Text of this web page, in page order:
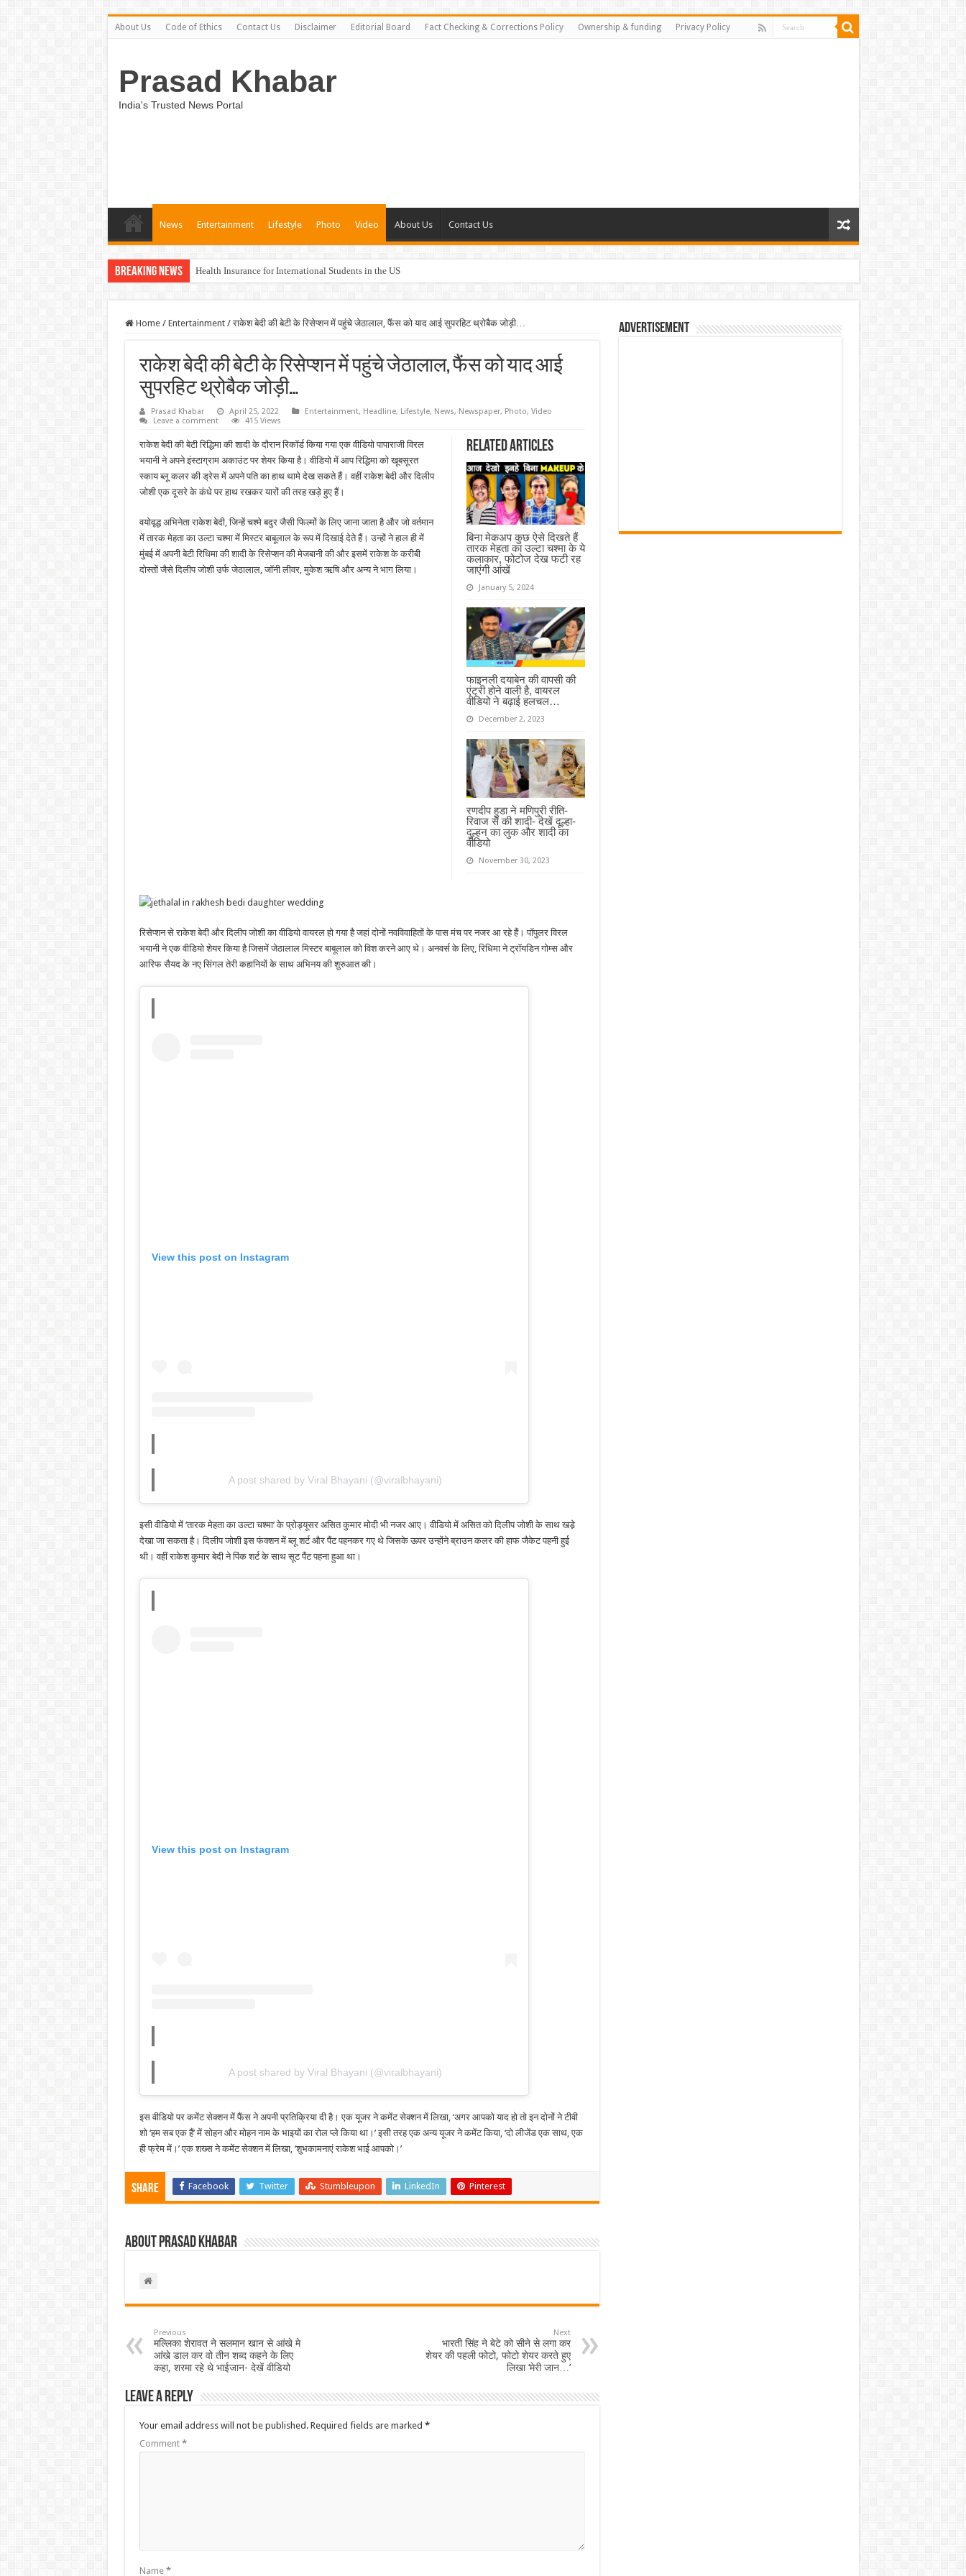
About Us Code of Ethics Contact Us Disclaimer Editorial Board Fact Checking & Corrections Policy Ownership & funding Privacy Policy
Prasad Khabar
India's Trusted News Portal
News Entertainment Lifestyle Photo Video About Us Contact Us
Breaking News Health Insurance for International Students in the US
Unveiling the Best Medical Insurance Plans in the US
Home / Entertainment / राकेश बेदी की बेटी के रिसेप्शन में पहुंचे जेठालाल, फैंस को याद आई सुपरहिट थ्रोबैक जोड़ी…
राकेश बेदी की बेटी के रिसेप्शन में पहुंचे जेठालाल, फैंस को याद आई
सुपरहिट थ्रोबैक जोड़ी…
Prasad Khabar April 25, 2022 Entertainment, Headline, Lifestyle, News, Newspaper, Photo, Video
Leave a comment
415 Views
Related Articles
बिना मेकअप कुछ ऐसे दिखते हैं
तारक मेहता का उल्टा चश्मा के ये
कलाकार, फोटोज देख फटी रह
जाएंगी आंखें
January 5, 2024
फाइनली दयाबेन की वापसी की
एंट्री होने वाली है, वायरल
वीडियो ने बढ़ाई हलचल…
December 2, 2023
रणदीप हुडा ने मणिपुरी रीति-
रिवाज से की शादी- देखें दूल्हा-
दुल्हन का लुक और शादी का
वीडियो
November 30, 2023
राकेश बेदी की बेटी रिद्धिमा की शादी के दौरान रिकॉर्ड किया गया एक वीडियो पापाराजी विरल
भयानी ने अपने इंस्टाग्राम अकाउंट पर शेयर किया है। वीडियो में आप रिद्धिमा को खूबसूरत
स्काय ब्लू कलर की ड्रेस में अपने पति का हाथ थामे देख सकते हैं। वहीं राकेश बेदी और दिलीप
जोशी एक दूसरे के कंधे पर हाथ रखकर यारों की तरह खड़े हुए हैं।
वयोवृद्ध अभिनेता राकेश बेदी, जिन्हें चश्मे बदुर जैसी फिल्मों के लिए जाना जाता है और जो वर्तमान
में तारक मेहता का उल्टा चश्मा में मिस्टर बाबूलाल के रूप में दिखाई देते हैं। उन्हों ने हाल ही में
मुंबई में अपनी बेटी रिधिमा की शादी के रिसेप्शन की मेजबानी की और इसमें राकेश के करीबी
दोस्तों जैसे दिलीप जोशी उर्फ जेठालाल, जॉनी लीवर, मुकेश ऋषि और अन्य ने भाग लिया।
रिसेप्शन से राकेश बेदी और दिलीप जोशी का वीडियो वायरल हो गया है जहां दोनों नवविवाहितों के पास मंच पर नजर आ रहे हैं। पॉपुलर विरल
भयानी ने एक वीडियो शेयर किया है जिसमें जेठालाल मिस्टर बाबूलाल को विश करने आए थे। अनवर्स के लिए, रिधिमा ने ट्रॉयडिन गोम्स और
आरिफ सैयद के नए सिंगल तेरी कहानियों के साथ अभिनय की शुरुआत की।
View this post on Instagram
A post shared by Viral Bhayani (@viralbhayani)
इसी वीडियो में ‘तारक मेहता का उल्टा चश्मा’ के प्रोड्यूसर असित कुमार मोदी भी नजर आए। वीडियो में असित को दिलीप जोशी के साथ खडे़
देखा जा सकता है। दिलीप जोशी इस फंक्शन में ब्लू शर्ट और पैंट पहनकर गए थे जिसके ऊपर उन्होंने ब्राउन कलर की हाफ जैकेट पहनी हुई
थी। वहीं राकेश कुमार बेदी ने पिंक शर्ट के साथ सूट पैंट पहना हुआ था।
View this post on Instagram
A post shared by Viral Bhayani (@viralbhayani)
इस वीडियो पर कमेंट सेक्शन में फैंस ने अपनी प्रतिक्रिया दी है। एक यूजर ने कमेंट सेक्शन में लिखा, ‘अगर आपको याद हो तो इन दोनों ने टीवी
शो ‘हम सब एक हैं’ में सोहन और मोहन नाम के भाइयों का रोल प्ले किया था।’ इसी तरह एक अन्य यूजर ने कमेंट किया, ‘दो लीजेंड एक साथ, एक
ही फ्रेम में।’ एक शख्स ने कमेंट सेक्शन में लिखा, ‘शुभकामनाएं राकेश भाई आपको।’
Share Facebook Twitter Stumbleupon LinkedIn Pinterest
About Prasad Khabar
Previous
मल्लिका शेरावत ने सलमान खान से आंखे मे
आंखे डाल कर वो तीन शब्द कहने के लिए
कहा, शरमा रहे थे भाईजान- देखें वीडियो
Next
भारती सिंह ने बेटे को सीने से लगा कर
शेयर की पहली फोटो, फोटो शेयर करते हुए
लिखा ‘मेरी जान…’
Leave a Reply
Your email address will not be published. Required fields are marked *
Comment *
Name *
Advertisement